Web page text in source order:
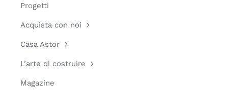
Progetti
Acquista con noi
Casa Astor
L’arte di costruire
Magazine